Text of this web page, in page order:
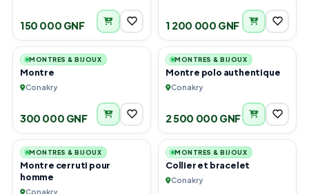
150 000 GNF 1 200 000 GNF
2
MONTRES & BIJOUX
Montre
Conakry
300 000 GNF
1
MONTRES & BIJOUX
Montre polo authentique
Conakry
2 500 000 GNF
1
MONTRES & BIJOUX
Montre cerruti pour
homme
Conakry
6
MONTRES & BIJOUX
Collier et bracelet
Conakry